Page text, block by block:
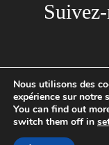
Site créé par
Professionnel,
Nous utilisons des
expérience sur notre
You can find out
switch them off in